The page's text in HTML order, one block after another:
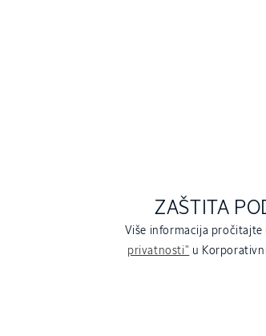
ZAŠTITA
Više informacija pročitajte
privatnosti" u